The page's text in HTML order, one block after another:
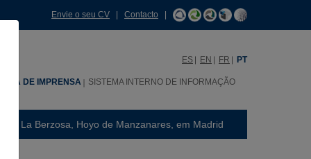
Envie o seu CV Contacto
ES EN FR PT
SALA DE IMPRENSA SISTEMA INTERNO DE INFORMAÇÃO
La Berzosa, Hoyo de Manzanares, em Madrid